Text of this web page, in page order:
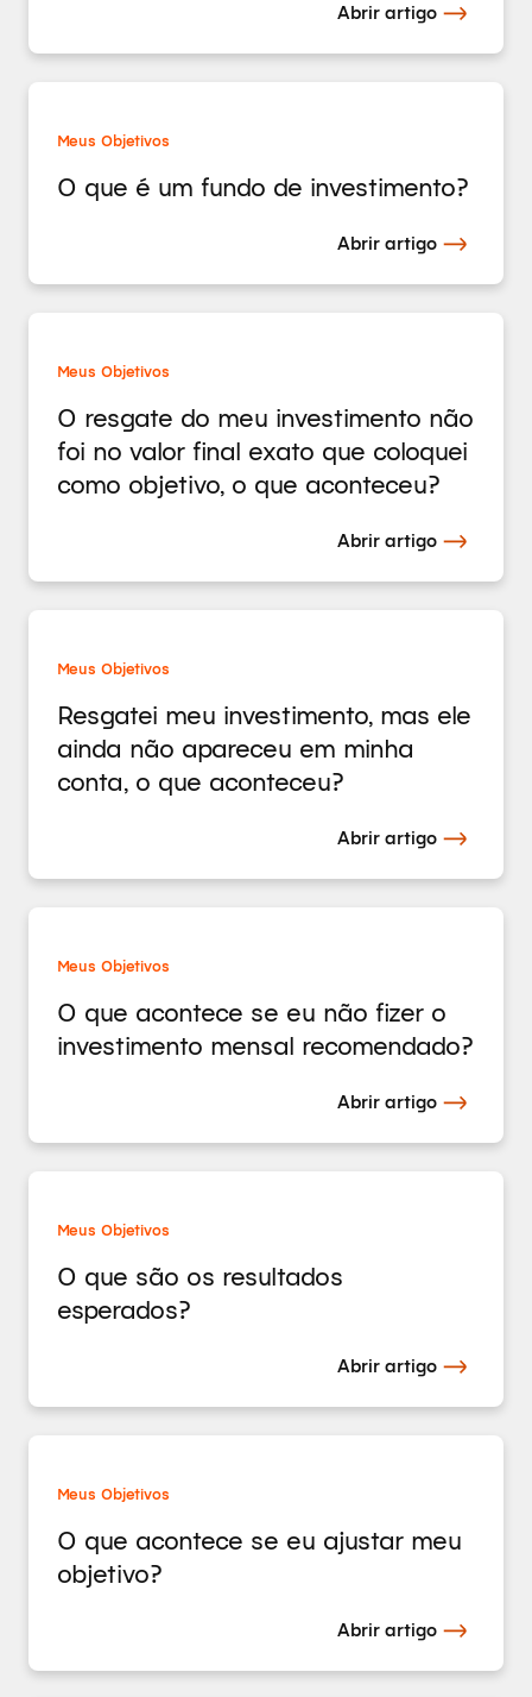
Abrir artigo
Meus Objetivos
O que é um fundo de investimento?
Abrir artigo
Meus Objetivos
O resgate do meu investimento não
foi no valor final exato que coloquei
como objetivo, o que aconteceu?
Abrir artigo
Meus Objetivos
Resgatei meu investimento, mas ele
ainda não apareceu em minha
conta, o que aconteceu?
Abrir artigo
Meus Objetivos
O que acontece se eu não fizer o
investimento mensal recomendado?
Abrir artigo
Meus Objetivos
O que são os resultados
esperados?
Abrir artigo
Meus Objetivos
O que acontece se eu ajustar meu
objetivo?
Abrir artigo